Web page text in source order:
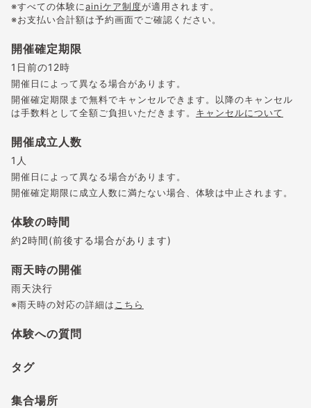
※すべての体験にainiケア制度が適用されます。
※お支払い合計額は予約画面でご確認ください。
開催確定期限
1日前の12時
開催日によって異なる場合があります。
開催確定期限まで無料でキャンセルできます。以降のキャンセル
は手数料として全額ご負担いただきます。 キャンセルについて
開催成立人数
1人
開催日によって異なる場合があります。
開催確定期限に成立人数に満たない場合、体験は中止されます。
体験の時間
約2時間(前後する場合があります)
雨天時の開催
雨天決行
※雨天時の対応の詳細は こちら
体験への質問
タグ
集合場所